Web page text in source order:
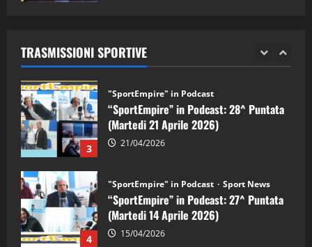
TRASMISSIONI SPORTIVE
2 28/04/2026
3
"SportEmpire" in Podcast
“SportEmpire” in Podcast: 28^ Puntata
(Martedi 21 Aprile 2026)
21/04/2026
4
"SportEmpire" in Podcast Sport News
“SportEmpire” in Podcast: 27^ Puntata
(Martedi 14 Aprile 2026)
15/04/2026